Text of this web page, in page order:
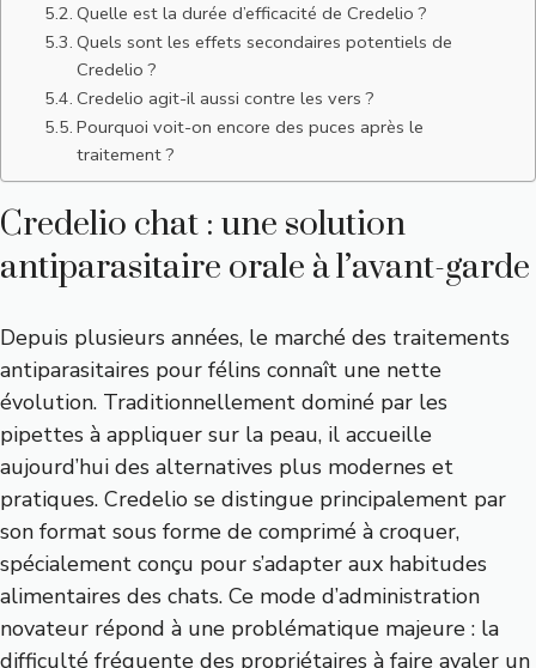
Quelle est la durée d’efficacité de Credelio ?
Quels sont les effets secondaires potentiels de
Credelio ?
Credelio agit-il aussi contre les vers ?
Pourquoi voit-on encore des puces après le
traitement ?
Credelio chat : une solution
antiparasitaire orale à l’avant-garde
Depuis plusieurs années, le marché des traitements
antiparasitaires pour félins connaît une nette
évolution. Traditionnellement dominé par les
pipettes à appliquer sur la peau, il accueille
aujourd’hui des alternatives plus modernes et
pratiques. Credelio se distingue principalement par
son format sous forme de comprimé à croquer,
spécialement conçu pour s’adapter aux habitudes
alimentaires des chats. Ce mode d’administration
novateur répond à une problématique majeure : la
difficulté fréquente des propriétaires à faire avaler un